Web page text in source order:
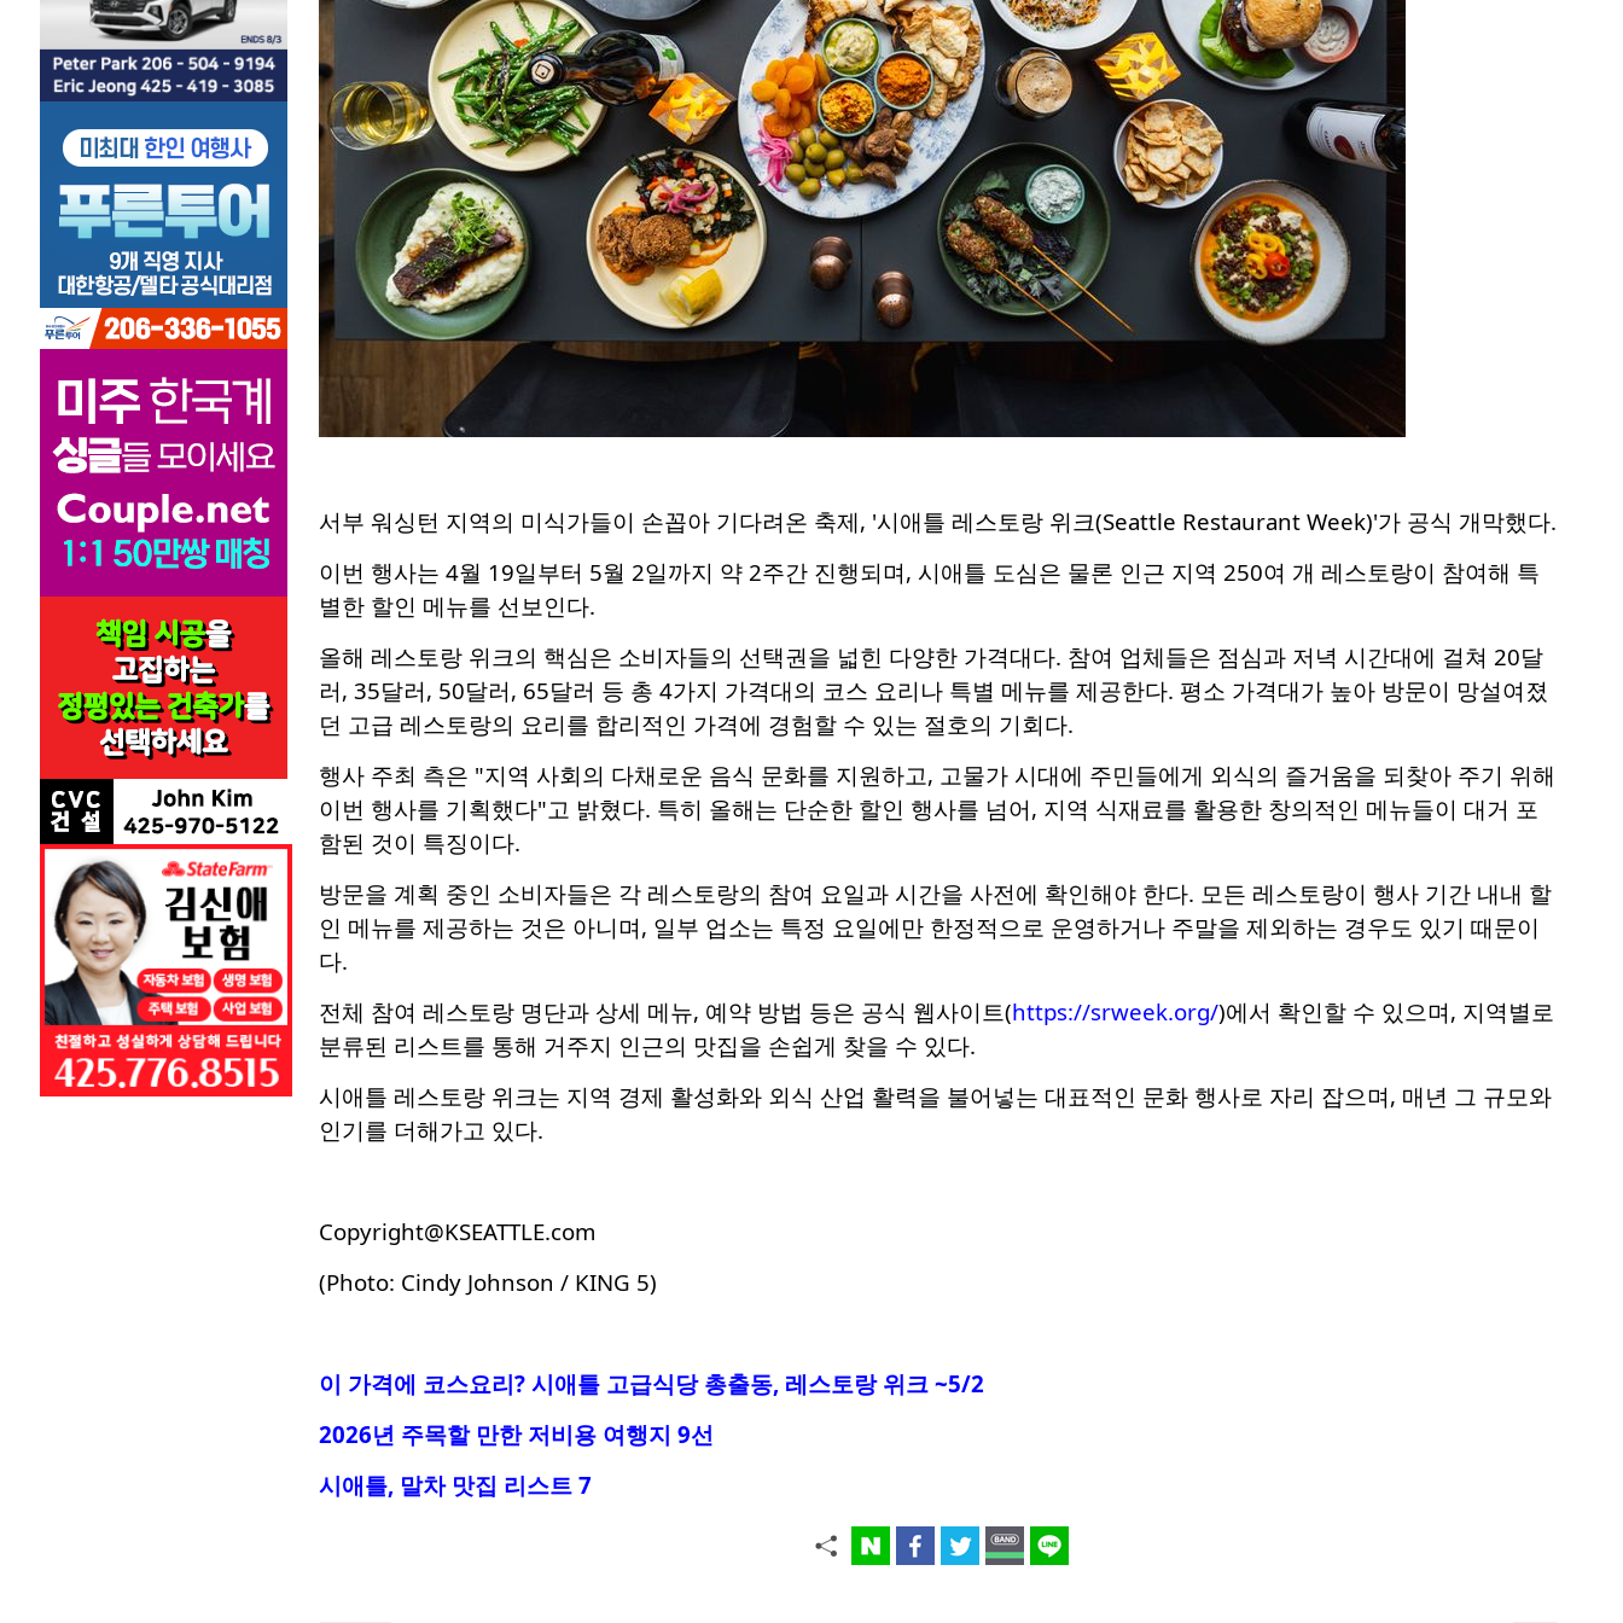
서부 워싱턴 지역의 미식가들이 손꼽아 기다려온 축제, '시애틀 레스토랑 위크(Seattle Restaurant Week)'가 공식 개막했다.
이번 행사는 4월 19일부터 5월 2일까지 약 2주간 진행되며, 시애틀 도심은 물론 인근 지역 250여 개 레스토랑이 참여해 특
별한 할인 메뉴를 선보인다.
올해 레스토랑 위크의 핵심은 소비자들의 선택권을 넓힌 다양한 가격대다. 참여 업체들은 점심과 저녁 시간대에 걸쳐 20달
러, 35달러, 50달러, 65달러 등 총 4가지 가격대의 코스 요리나 특별 메뉴를 제공한다. 평소 가격대가 높아 방문이 망설여졌
던 고급 레스토랑의 요리를 합리적인 가격에 경험할 수 있는 절호의 기회다.
행사 주최 측은 "지역 사회의 다채로운 음식 문화를 지원하고, 고물가 시대에 주민들에게 외식의 즐거움을 되찾아 주기 위해
이번 행사를 기획했다"고 밝혔다. 특히 올해는 단순한 할인 행사를 넘어, 지역 식재료를 활용한 창의적인 메뉴들이 대거 포
함된 것이 특징이다.
방문을 계획 중인 소비자들은 각 레스토랑의 참여 요일과 시간을 사전에 확인해야 한다. 모든 레스토랑이 행사 기간 내내 할
인 메뉴를 제공하는 것은 아니며, 일부 업소는 특정 요일에만 한정적으로 운영하거나 주말을 제외하는 경우도 있기 때문이
다.
전체 참여 레스토랑 명단과 상세 메뉴, 예약 방법 등은 공식 웹사이트(https://srweek.org/)에서 확인할 수 있으며, 지역별로
분류된 리스트를 통해 거주지 인근의 맛집을 손쉽게 찾을 수 있다.
시애틀 레스토랑 위크는 지역 경제 활성화와 외식 산업 활력을 불어넣는 대표적인 문화 행사로 자리 잡으며, 매년 그 규모와
인기를 더해가고 있다.
Copyright@KSEATTLE.com
(Photo: Cindy Johnson / KING 5)
이 가격에 코스요리? 시애틀 고급식당 총출동, 레스토랑 위크 ~5/2
2026년 주목할 만한 저비용 여행지 9선
시애틀, 말차 맛집 리스트 7